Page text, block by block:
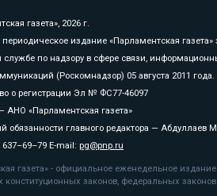
газета», 2026 г.
издание «Парламентская газета»
службе по надзору в сфере связи,
(Роскомнадзор) 05 августа 2011 года.
о регистрации Эл № ФС77-46097
АНО «Парламентская газета»
обязанности главного редактора — Абдуллаев
E-mail: pg@pnp.ru
газета» - официальное еженедельное
законов, федеральных